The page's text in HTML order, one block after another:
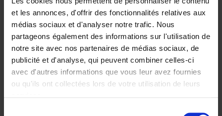
et les annonces, d'offrir des fonctionnalités relatives aux
médias sociaux et d'analyser notre trafic. Nous
partageons également des informations sur l'utilisation de
notre site avec nos partenaires de médias sociaux, de
publicité et d'analyse, qui peuvent combiner celles-ci
avec d'autres informations que vous leur avez fournies
ou qu'ils ont collectées lors de votre utilisation de leurs
Optichannel Retail. Beyond
the Digital Hysteria
Gino Van Ossel
Autre finition
2019 350
€29,99